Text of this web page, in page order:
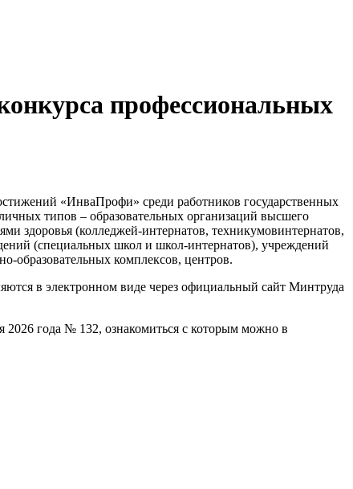
профессиональных
«ИнваПрофи» среди работников государственных
типов – образовательных организаций высшего
здоровья (колледжей-интернатов, техникумовинтернатов,
(специальных школ и школ-интернатов), учреждений
образовательных комплексов, центров.
в электронном виде через официальный сайт Минтруда
2026 года № 132, ознакомиться с которым можно в